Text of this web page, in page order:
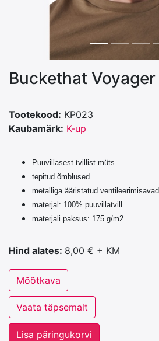
Buckethat Voyager
Tootekood: KP023
Kaubamärk: K-up
Puuvillasest tvillist müts
tepitud õmblused
metalliga ääristatud ventileerimisavad
materjal: 100% puuvillatvill
materjali paksus: 175 g/m2
Hind alates: 8,00 € + KM
Mõõtkava
Vaata täpsemalt
Lisa päringukorvi